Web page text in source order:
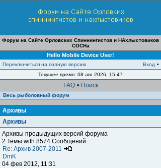
Форум на Сайте Орловских Спиннингистов и НАхлыстовиков
СОСНа
Hello Mobile Device User!
Переключиться на полную версию Вход •
Текущее время: 08 авг 2026, 15:47
FAQ • Поиск
Весь рыболовный форум
Архивы
Архивы
Архивы предыдущих версий форума
2 Темы with 8574 Сообщений
Re: Архив 2007-2011
DmK
04 фев 2012, 11:31